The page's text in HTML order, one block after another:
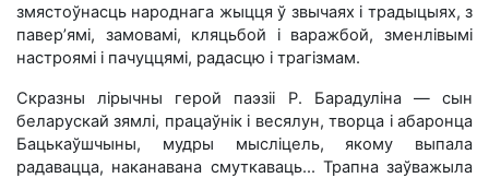
змястоўнасць народнага жыцця ў звычаях і традыцыях, з
павер’ямі, замовамі, кляцьбой і варажбой, зменлівымі
настроямі і пачуццямі, радасцю і трагізмам.
Скразны лірычны герой паэзіі Р. Барадуліна — сын
беларускай зямлі, працаўнік і весялун, творца і абаронца
Бацькаўшчыны, мудры мысліцель, якому выпала
радавацца, наканавана смуткаваць... Трапна заўважыла